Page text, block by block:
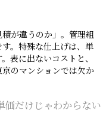
が違うのか」。管理組
。特殊な仕上げは、単
表に出ないコストと、
のマンションでは欠か
価だけじゃわからない